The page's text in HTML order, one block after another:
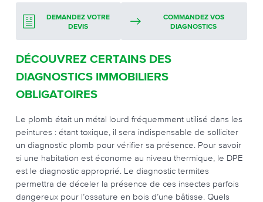
DEMANDEZ VOTRE
DEVIS
COMMANDEZ VOS
DIAGNOSTICS
DÉCOUVREZ CERTAINS DES
DIAGNOSTICS IMMOBILIERS
OBLIGATOIRES
Le plomb était un métal lourd fréquemment utilisé dans les
peintures : étant toxique, il sera indispensable de solliciter
un diagnostic plomb pour vérifier sa présence. Pour savoir
si une habitation est économe au niveau thermique, le DPE
est le diagnostic approprié. Le diagnostic termites
permettra de déceler la présence de ces insectes parfois
dangereux pour l’ossature en bois d’une bâtisse. Quels